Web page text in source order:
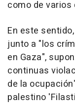
como de varios
En este
junto a "los
en Gaza",
continuas
de la
palestino